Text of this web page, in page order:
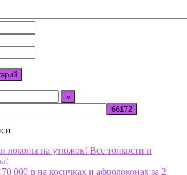
локоны на утюжок! Все тонкости и
000 р на косичках и афролоконах за 2